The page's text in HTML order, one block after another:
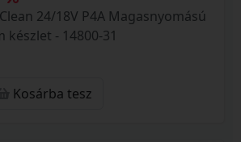
24/18V P4A Magasnyomású
készlet - 14800-31
Kosárba tesz